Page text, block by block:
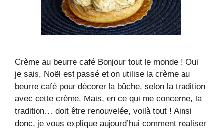
Crème au beurre café Bonjour tout le monde ! Oui
je sais, Noël est passé et on utilise la crème au
beurre café pour décorer la bûche, selon la tradition
avec cette crème. Mais, en ce qui me concerne, la
tradition… doit être renouvelée, voilà tout ! Ainsi
donc, je vous explique aujourd’hui comment réaliser